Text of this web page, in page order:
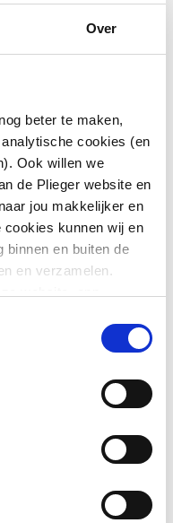
Over
beter te maken,
cookies (en
Ook willen we
de Plieger website en
jou makkelijker en
kunnen wij en
binnen en buiten de
en verzamelen.
browser.